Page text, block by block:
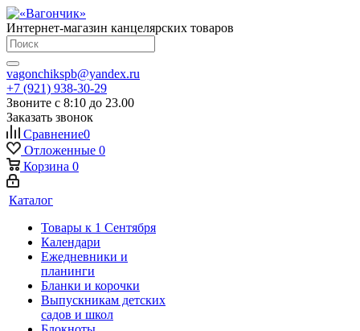
Интернет-магазин канцелярских товаров
vagonchikspb@yandex.ru
+7 (921) 938-30-29
Звоните с 8:10 до 23.00
Заказать звонок
Сравнение0
Отложенные 0
Корзина 0
Каталог
Товары к 1 Сентября
Календари
Ежедневники и
планинги
Бланки и корочки
Выпускникам детских
садов и школ